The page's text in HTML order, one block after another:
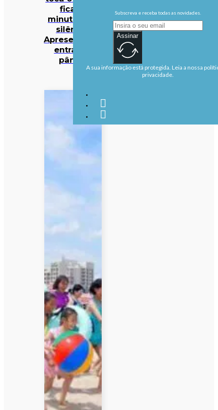
fica 16
minutos em
silêncio.
Apresentador
entra em
pânico
Subscreva e receba todas as novidades.
Assinar
A sua informação está protegida. Leia a nossa
privacidade.